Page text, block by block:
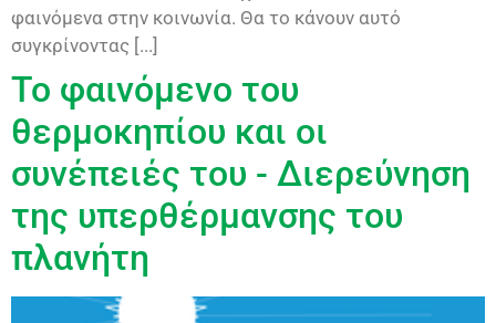
φαινόμενα στην κοινωνία. Θα το κάνουν αυτό
συγκρίνοντας [...]
Το φαινόμενο του
θερμοκηπίου και οι
συνέπειές του - Διερεύνηση
της υπερθέρμανσης του
πλανήτη